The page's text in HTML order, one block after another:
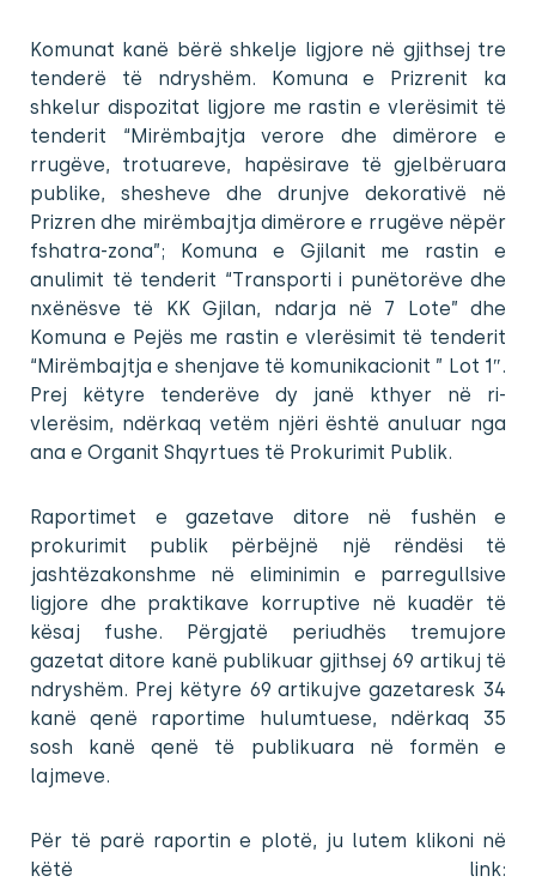
Komunat kanë bërë shkelje ligjore në gjithsej tre
tenderë të ndryshëm. Komuna e Prizrenit ka
shkelur dispozitat ligjore me rastin e vlerësimit të
tenderit “Mirëmbajtja verore dhe dimërore e
rrugëve, trotuareve, hapësirave të gjelbëruara
publike, shesheve dhe drunjve dekorativë në
Prizren dhe mirëmbajtja dimërore e rrugëve nëpër
fshatra-zona”; Komuna e Gjilanit me rastin e
anulimit të tenderit “Transporti i punëtorëve dhe
nxënësve të KK Gjilan, ndarja në 7 Lote” dhe
Komuna e Pejës me rastin e vlerësimit të tenderit
“Mirëmbajtja e shenjave të komunikacionit ” Lot 1″.
Prej këtyre tenderëve dy janë kthyer në ri-
vlerësim, ndërkaq vetëm njëri është anuluar nga
ana e Organit Shqyrtues të Prokurimit Publik.
Raportimet e gazetave ditore në fushën e
prokurimit publik përbëjnë një rëndësi të
jashtëzakonshme në eliminimin e parregullsive
ligjore dhe praktikave korruptive në kuadër të
kësaj fushe. Përgjatë periudhës tremujore
gazetat ditore kanë publikuar gjithsej 69 artikuj të
ndryshëm. Prej këtyre 69 artikujve gazetaresk 34
kanë qenë raportime hulumtuese, ndërkaq 35
sosh kanë qenë të publikuara në formën e
lajmeve.
Për të parë raportin e plotë, ju lutem klikoni në
këtë link: